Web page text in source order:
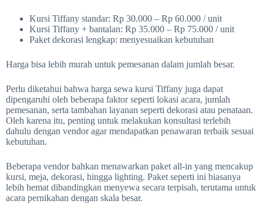
Kursi Tiffany standar: Rp 30.000 – Rp 60.000 / unit
Kursi Tiffany + bantalan: Rp 35.000 – Rp 75.000 / unit
Paket dekorasi lengkap: menyesuaikan kebutuhan
Harga bisa lebih murah untuk pemesanan dalam jumlah besar.
Perlu diketahui bahwa harga sewa kursi Tiffany juga dapat
dipengaruhi oleh beberapa faktor seperti lokasi acara, jumlah
pemesanan, serta tambahan layanan seperti dekorasi atau penataan.
Oleh karena itu, penting untuk melakukan konsultasi terlebih
dahulu dengan vendor agar mendapatkan penawaran terbaik sesuai
kebutuhan.
Beberapa vendor bahkan menawarkan paket all-in yang mencakup
kursi, meja, dekorasi, hingga lighting. Paket seperti ini biasanya
lebih hemat dibandingkan menyewa secara terpisah, terutama untuk
acara pernikahan dengan skala besar.